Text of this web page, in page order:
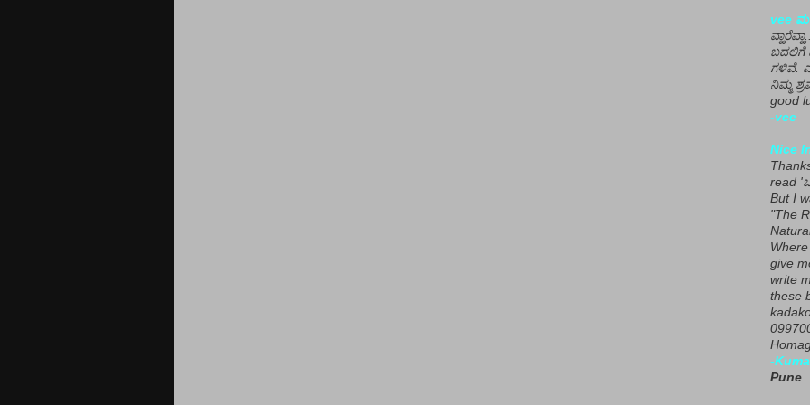
vee
ಬದಲಿಗೆ
ಗಳಿವೆ.
ನಿಮ್ಮ
good
-vee
Nice
read
But I
"The
give
write
these
-
Pune